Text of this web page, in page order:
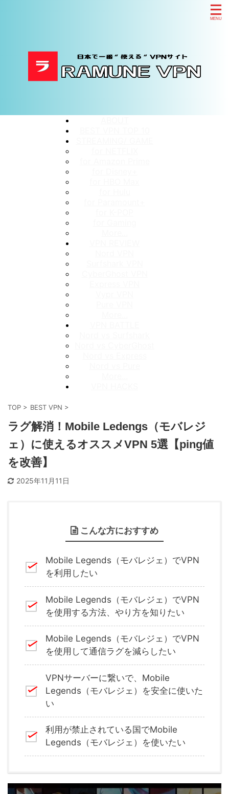
TOP > BEST VPN >
ラグ解消！Mobile Ledengs（モバレジ
ェ）に使えるオススメVPN 5選【ping値
を改善】
2025年11月11日
こんな方におすすめ
Mobile Legends（モバレジェ） でVPN
を利用したい
Mobile Legends（モバレジェ） でVPN
を使用する方法、やり方を知りたい
Mobile Legends（モバレジェ） でVPN
を使用して通信ラグを減らしたい
VPNサーバーに繋いで、 Mobile
Legends（モバレジェ）
を安全に使いた
い
利用が禁止されている国でMobile
Legends（モバレジェ）を使いたい